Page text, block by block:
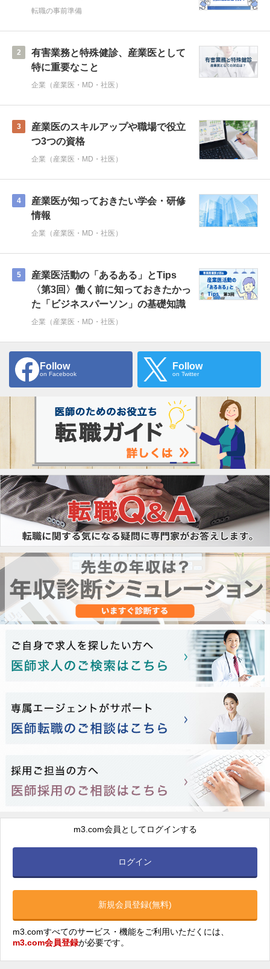
転職の事前準備
2
有害業務と特殊健診、産業医として
特に重要なこと
企業（産業医・MD・社医）
3
産業医のスキルアップや職場で役立
つ3つの資格
企業（産業医・MD・社医）
4
産業医が知っておきたい学会・研修
情報
企業（産業医・MD・社医）
5
産業医活動の「あるある」とTips
〈第3回〉働く前に知っておきたかっ
た「ビジネスパーソン」の基礎知識
企業（産業医・MD・社医）
Follow
on Facebook
Follow
on Twitter
m3.com会員としてログインする
ログイン
新規会員登録(無料)
m3.comすべてのサービス・機能をご利用いただくには、
m3.com会員登録が必要です。